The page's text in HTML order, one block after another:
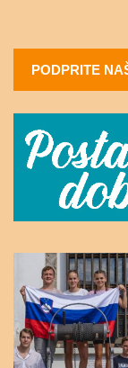
PODPRITE